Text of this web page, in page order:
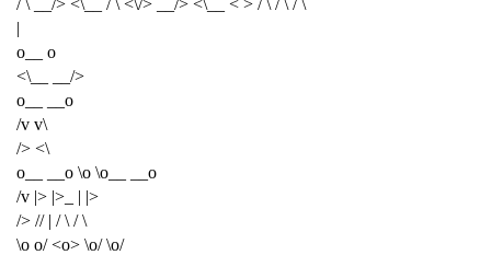
|
o__ o
<\__ __/>
o__ __o
/v v\
/> <\
o__ __o \o \o__ __o
/v |> |>_ | |>
/> // | / \ / \
\o o/ <o> \o/ \o/